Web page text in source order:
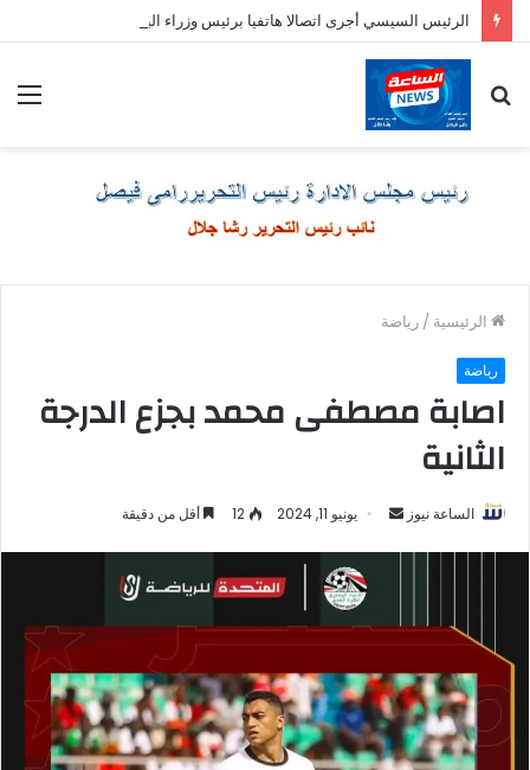
الرئيس السيسي أجرى اتصالا هاتفيا برئيس وزراء اليونان
عن
الرئيسية / رياضة
رياضة
اصابة مصطفى محمد بجزع الدرجة
الثانية
الساعة نيوز
أرسل
إلكترونيا
يونيو 11, 2024 12 أقل من دقيقة